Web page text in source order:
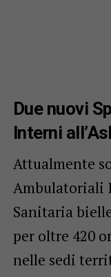
Due nuovi
Interni
Attualmente
Ambulatoriali
Sanitaria
per oltre 420
nelle sedi